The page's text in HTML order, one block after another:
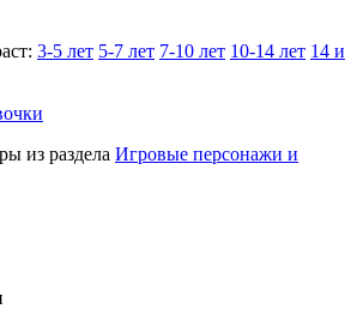
3-5 лет 5-7 лет 7-10 лет 10-14 лет 14 и
из раздела Игровые персонажи и